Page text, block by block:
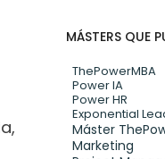
MÁSTERS QUE
ThePowerMBA
Power IA
Power HR
Exponential
Máster
Marketing